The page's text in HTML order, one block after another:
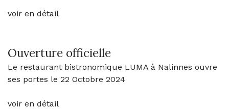
voir en détail
Ouverture officielle
Le restaurant bistronomique LUMA à Nalinnes ouvre
ses portes le 22 Octobre 2024
voir en détail